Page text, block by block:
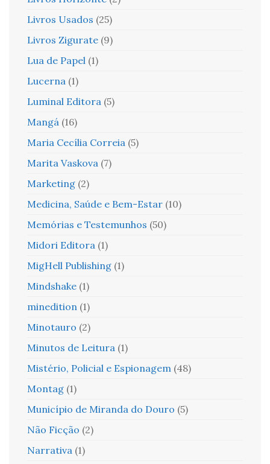
Livros Usados (25)
Livros Zigurate (9)
Lua de Papel (1)
Lucerna (1)
Luminal Editora (5)
Mangá (16)
Maria Cecília Correia (5)
Marita Vaskova (7)
Marketing (2)
Medicina, Saúde e Bem-Estar (10)
Memórias e Testemunhos (50)
Midori Editora (1)
MigHell Publishing (1)
Mindshake (1)
minedition (1)
Minotauro (2)
Minutos de Leitura (1)
Mistério, Policial e Espionagem (48)
Montag (1)
Município de Miranda do Douro (5)
Não Ficção (2)
Narrativa (1)